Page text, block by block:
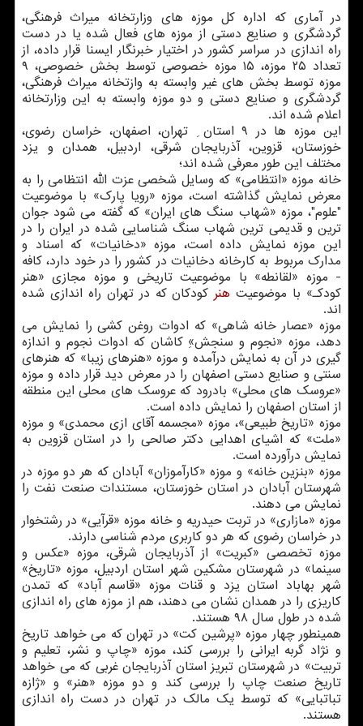
در آماری كه اداره كل موزه های وزارتخانه میراث فرهنگی،
گردشگری و صنایع دستی از موزه های فعال شده یا در دست
راه اندازی در سراسر كشور در اختیار خبرنگار ایسنا قرار داده، از
تعداد ۲۵ موزه، ۱۵ موزه خصوصی توسط بخش خصوصی، ۹
موزه توسط بخش های غیر وابسته به وازتخانه میراث فرهنگی،
گردشگری و صنایع دستی و دو موزه وابسته به این وزارتخانه
اعلام شده اند.
این موزه ها در ۹ استان ِ تهران، اصفهان، خراسان رضوی،
خوزستان، قزوین، آذربایجان شرقی، اردبیل، همدان و یزد
مختلف این طور معرفی شده اند؛
خانه موزه «انتظامی» كه وسایل شخصی عزت الله انتظامی را به
معرض نمایش گذاشته است، موزه «رویا پارك» با موضوعیت
"علوم"، موزه «شهاب سنگ های ایران» كه گفته می شود جوان
ترین و قدیمی ترین شهاب سنگ شناسایی شده در ایران را در
این موزه نمایش داده است، موزه «دخانیات» كه اسناد و
مدارك مربوط به كارخانه دخانیات در كشور را در خود دارد، كافه
- موزه «لقانطه» با موضوعیت تاریخی و موزه مجازی «هنر
كودكـ» با موضوعیت هنر كودكان كه در تهران راه اندازی شده
اند.
موزه «عصار خانه شاهی» كه ادوات روغن كشی را نمایش می
دهد، موزه «نجوم و سنجش»ِ كاشان كه ادوات نجوم و اندازه
گیری در آن به نمایش درآمده و موزه «هنرهای زیبا» كه هنرهای
سنتی و صنایع دستی اصفهان را در معرض دید قرار داده و موزه
«عروسك های محلی» بادرود كه عروسك های محلی این منطقه
از استان اصفهان را نمایش داده است.
موزه «تاریخ طبیعی»، موزه «مجسمه آقای ازی محمدی» و موزه
«ملت» كه اشیای اهدایی دكتر صالحی را در استان قزوین به
نمایش درآورده است.
موزه «بنزین خانه» و موزه «كارآموزان» آبادان كه هر دو موزه در
شهرستان آبادان در استان خوزستان، مستندات صنعت نفت را
نمایش می دهند.
موزه «مازاری» در تربت حیدریه و خانه موزه «قرآیی» در رشتخوار
در خراسان رضوی كه هر دو كاربری مردم شناسی دارند.
موزه تخصصی «كبریت» از آذربایجان شرقی، موزه «عكس و
سینما» در شهرستان مشكین شهر استان اردبیل، موزه «تاریخ»
شهر بهاباد استان یزد و قنات موزه «قاسم آباد» كه تمدن
كاریزی را در همدان نشان می دهند، هم از موزه های راه اندازی
شده در طول سال ۹۸ هستند.
همینطور چهار موزه «پرشین كت» در تهران كه می خواهد تاریخ
و نژاد گربه ایرانی را بررسی كند، موزه «چاپ و نشر، تعلیم و
تربیت» در شهرستان تبریز استان آذربایجان غربی كه می خواهد
تاریخ صنعت چاپ را بررسی كند و دو موزه «هنر» و «ژازه
تباتبایی» كه توسط یك مالك در تهران در دست راه اندازی
هستند.